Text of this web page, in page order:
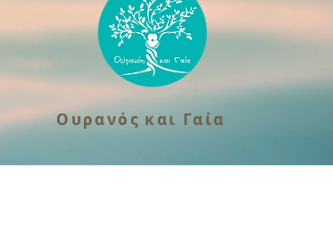
Ουρανός και Γαία
Ουρανός και Γαία